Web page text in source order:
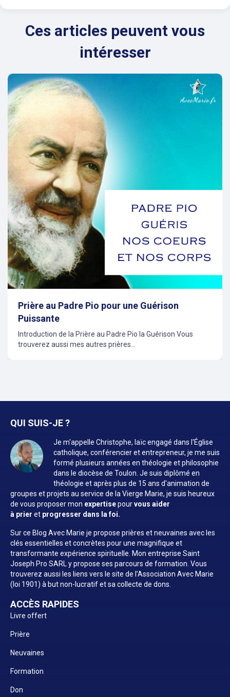
Ces articles peuvent vous
intéresser
Prière au Padre Pio pour une Guérison
Puissante
Introduction de la Prière au Padre Pio la Guérison Vous
trouverez aussi mes autres prières...
QUI SUIS-JE ?
Je m'appelle Christophe, laïc engagé dans l'Église
catholique, conférencier et entrepreneur, je me suis
formé plusieurs années en théologie et philosophie
dans le diocèse de Toulon. Je suis diplômé en
théologie et après plus de 15 ans d'animation de
groupes et projets au service de la Vierge Marie, je suis heureux
de vous proposer mon expertisepourvous aider
à prier et progresser dans la foi.
Sur ce Blog Avec Marie je propose prières et neuvaines avec les
clés essentielles et concrètes pour une magnifique et
transformante expérience spirituelle. Mon entreprise Saint
Joseph Pro SARL y propose ses parcours de formation. Vous
trouverez aussi les liens vers le site de l’Association Avec Marie
(loi 1901) à but non-lucratif et sa collecte de dons.
ACCÈS RAPIDES
Livre offert
Prière
Neuvaines
Formation
Don